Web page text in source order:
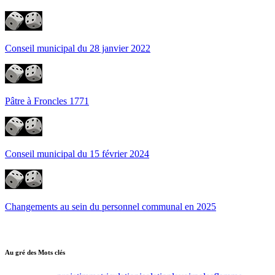
Conseil municipal du 28 janvier 2022
Pâtre à Froncles 1771
Conseil municipal du 15 février 2024
Changements au sein du personnel communal en 2025
Au gré des Mots clés